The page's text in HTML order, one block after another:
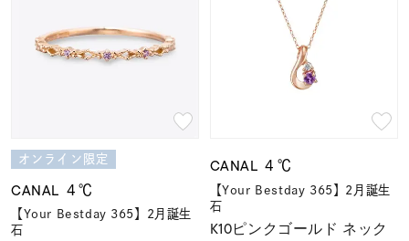
オンライン限定
CANAL ４℃
【Your Bestday 365】2月誕生
石
CANAL ４℃
【Your Bestday 365】2月誕生
石
K10ピンクゴールド ネック